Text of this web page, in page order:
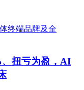
扭亏为盈，AI